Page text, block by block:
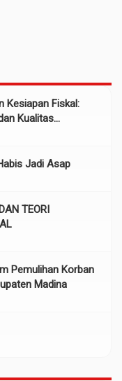
Kesiapan Fiskal:
Kualitas
Jadi Asap
TEORI
Pemulihan Korban
Madina